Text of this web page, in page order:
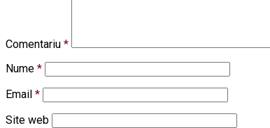
Comentariu *
Nume *
Email *
Site web